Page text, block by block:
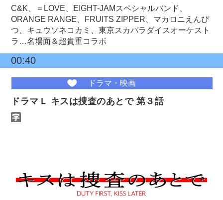
C&K、＝LOVE、EIGHT-JAMスペシャルバンド、
ORANGE RANGE、FRUITS ZIPPER、マカロニえんぴ
つ、キュウソネコカミ、東京スカパラダイスオーケスト
ラ…名場面＆超貴重コラボ
00:40
ドラマ・映画
ドラマＬ キスは捜査のあとで 第３話